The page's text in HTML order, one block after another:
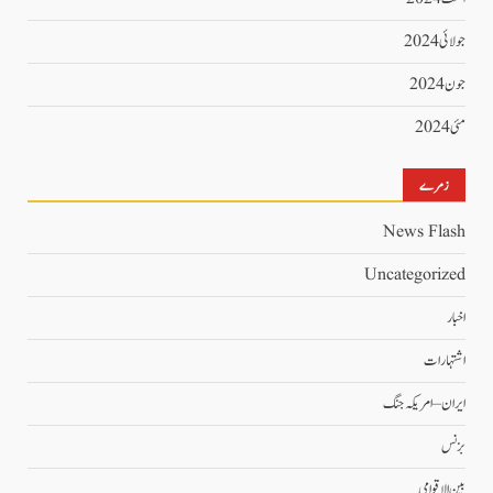
جولائی 2024
جون 2024
مئی 2024
زمرے
News Flash
Uncategorized
اخبار
اشتہارات
ایران – امریکہ جنگ
بزنس